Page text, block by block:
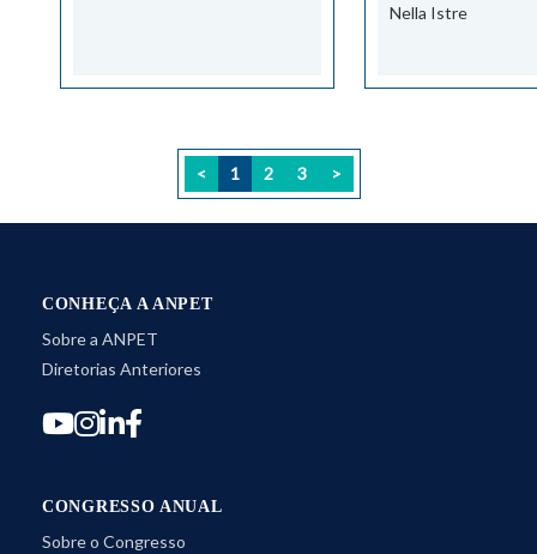
Nella Istre
< 1 2 3 >
CONHEÇA A ANPET
Sobre a ANPET
Diretorias Anteriores
CONGRESSO ANUAL
Sobre o Congresso